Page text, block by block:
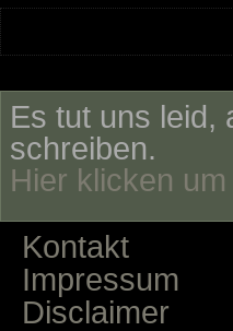
Es tut uns leid,
schreiben.
Hier klicken
Kontakt
Impressum
Disclaimer